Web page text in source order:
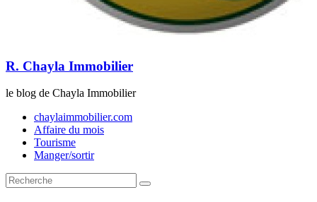
R. Chayla Immobilier
le blog de Chayla Immobilier
chaylaimmobilier.com
Affaire du mois
Tourisme
Manger/sortir